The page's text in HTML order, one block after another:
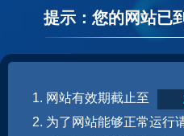
提示：您的网站已
1. 网站有效期截止至
2. 为了网站能够正常运行